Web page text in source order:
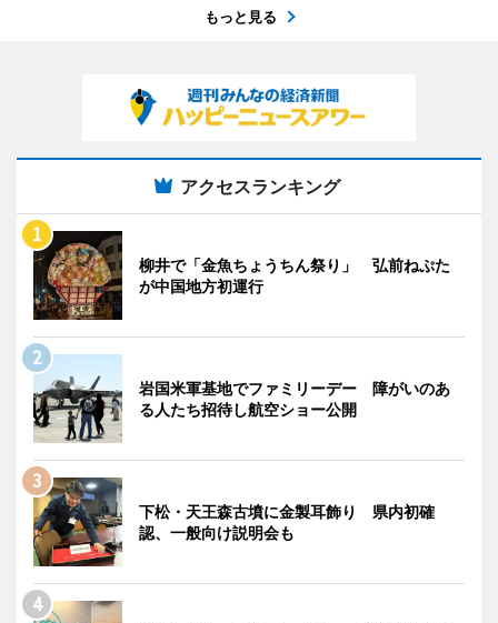
もっと見る
アクセスランキング
柳井で「金魚ちょうちん祭り」 弘前ねぷた
が中国地方初運行
岩国米軍基地でファミリーデー 障がいのあ
る人たち招待し航空ショー公開
下松・天王森古墳に金製耳飾り 県内初確
認、一般向け説明会も